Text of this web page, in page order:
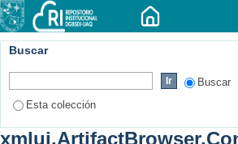
Buscar
Buscar
Esta colección